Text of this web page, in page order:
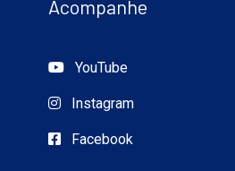
Acompanhe
YouTube
Instagram
Facebook